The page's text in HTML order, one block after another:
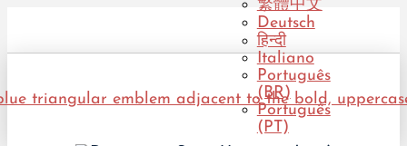
繁體中文
Deutsch
हिन्दी
Italiano
Português
(BR)
Português
(PT)